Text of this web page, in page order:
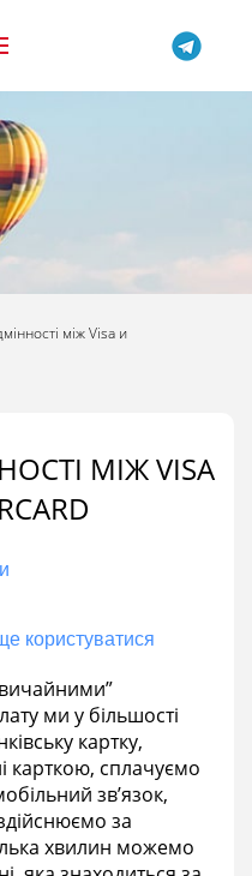
між Visa и
МІЖ VISA
користуватися
ми у більшості
картку,
карткою, сплачуємо
зв’язок,
за
хвилин можемо